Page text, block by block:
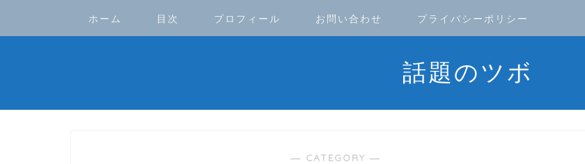
ホーム 目次 プロフィール お問い合わせ プライバシーポリシー
話題のツボ
― CATEGORY ―